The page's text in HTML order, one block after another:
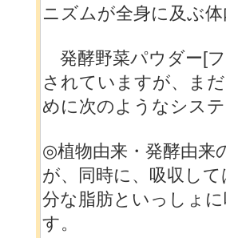
ニズムが全身に及ぶ
発酵野菜パウダー[
されていますが、ま
めに次のようなシス
◎植物由来・発酵由来
が、同時に、吸収し
分な脂肪といっしょ
す。